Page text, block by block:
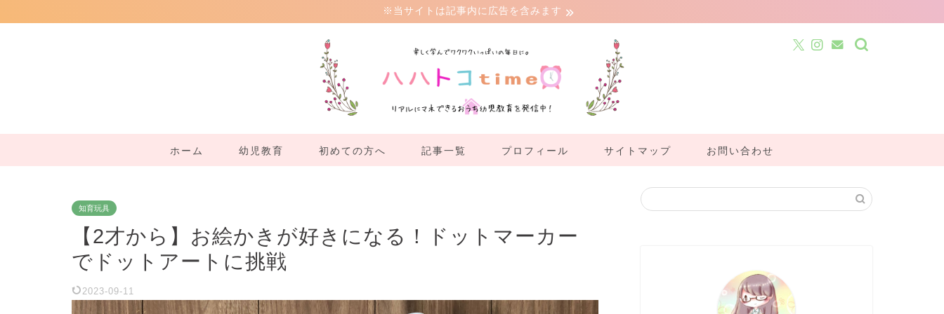
※当サイトは記事内に広告を含みます
ホーム 幼児教育 初めての方へ 記事一覧 プロフィール サイトマップ お問い合わせ
知育玩具
【2才から】お絵かきが好きになる！ドットマーカー
でドットアートに挑戦
2023-09-11